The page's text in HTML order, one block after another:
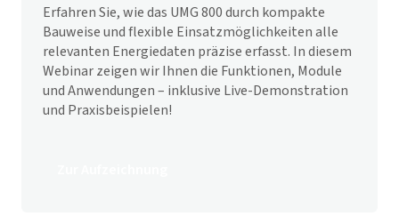
Erfahren Sie, wie das UMG 800 durch kompakte
Bauweise und flexible Einsatzmöglichkeiten alle
relevanten Energiedaten präzise erfasst. In diesem
Webinar zeigen wir Ihnen die Funktionen, Module
und Anwendungen – inklusive Live-Demonstration
und Praxisbeispielen!